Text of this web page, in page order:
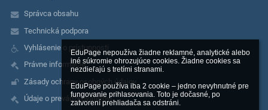
EduPage nepoužíva žiadne reklamné, analytické alebo
iné súkromie ohrozujúce cookies. Žiadne cookies sa
nezdieľajú s tretími stranami.
EduPage používa iba 2 cookie – jedno nevyhnutné pre
fungovanie prihlasovania. Toto je dočasné, po
zatvorení prehliadača sa odstráni.
Správca obsahu
Technická podpora
Vyhlásenie o prístupnosti
Právne informácie
Zásady ochrany osobných údajov
Údaje o prevádzkovateľovi